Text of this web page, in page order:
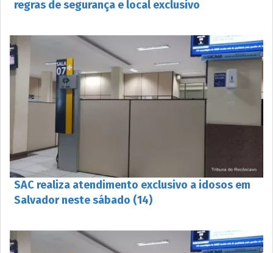
regras de segurança e local exclusivo
SAC realiza atendimento exclusivo a idosos em
Salvador neste sábado (14)